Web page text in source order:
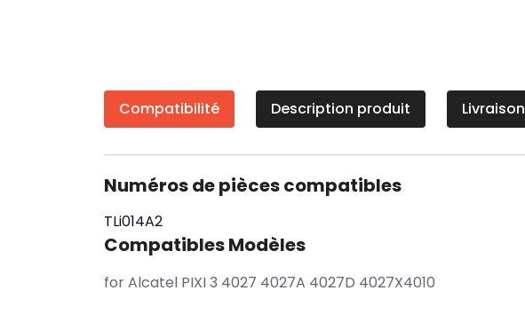
Compatibilité Description produit
Numéros de pièces compatibles
TLi014A2
Compatibles Modèles
for Alcatel PIXI 3 4027 4027A 4027D 4027X4010